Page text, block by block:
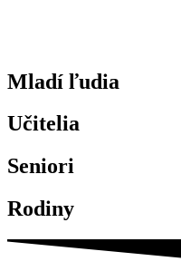
Mladí ľudia
Učitelia
Seniori
Rodiny